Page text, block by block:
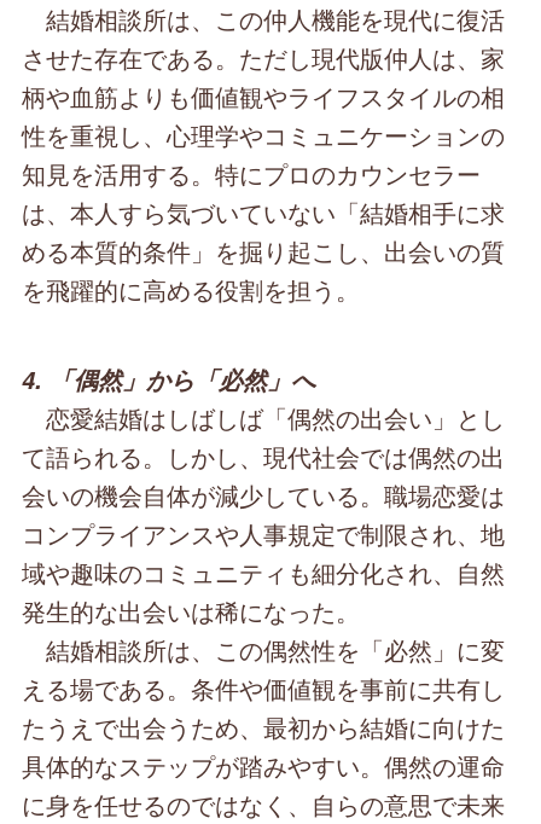
結婚相談所は、この仲人機能を現代に復活
させた存在である。ただし現代版仲人は、家
柄や血筋よりも価値観やライフスタイルの相
性を重視し、心理学やコミュニケーションの
知見を活用する。特にプロのカウンセラー
は、本人すら気づいていない「結婚相手に求
める本質的条件」を掘り起こし、出会いの質
を飛躍的に高める役割を担う。
4. 「偶然」から「必然」へ
恋愛結婚はしばしば「偶然の出会い」とし
て語られる。しかし、現代社会では偶然の出
会いの機会自体が減少している。職場恋愛は
コンプライアンスや人事規定で制限され、地
域や趣味のコミュニティも細分化され、自然
発生的な出会いは稀になった。
結婚相談所は、この偶然性を「必然」に変
える場である。条件や価値観を事前に共有し
たうえで出会うため、最初から結婚に向けた
具体的なステップが踏みやすい。偶然の運命
に身を任せるのではなく、自らの意思で未来